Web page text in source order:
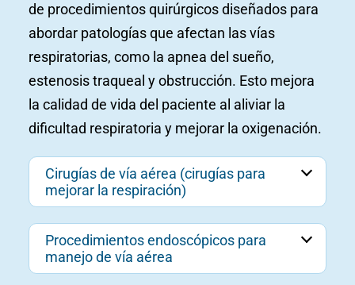
de procedimientos quirúrgicos diseñados para
abordar patologías que afectan las vías
respiratorias, como la apnea del sueño,
estenosis traqueal y obstrucción. Esto mejora
la calidad de vida del paciente al aliviar la
dificultad respiratoria y mejorar la oxigenación.
Cirugías de vía aérea (cirugías para
mejorar la respiración)
Procedimientos endoscópicos para
manejo de vía aérea